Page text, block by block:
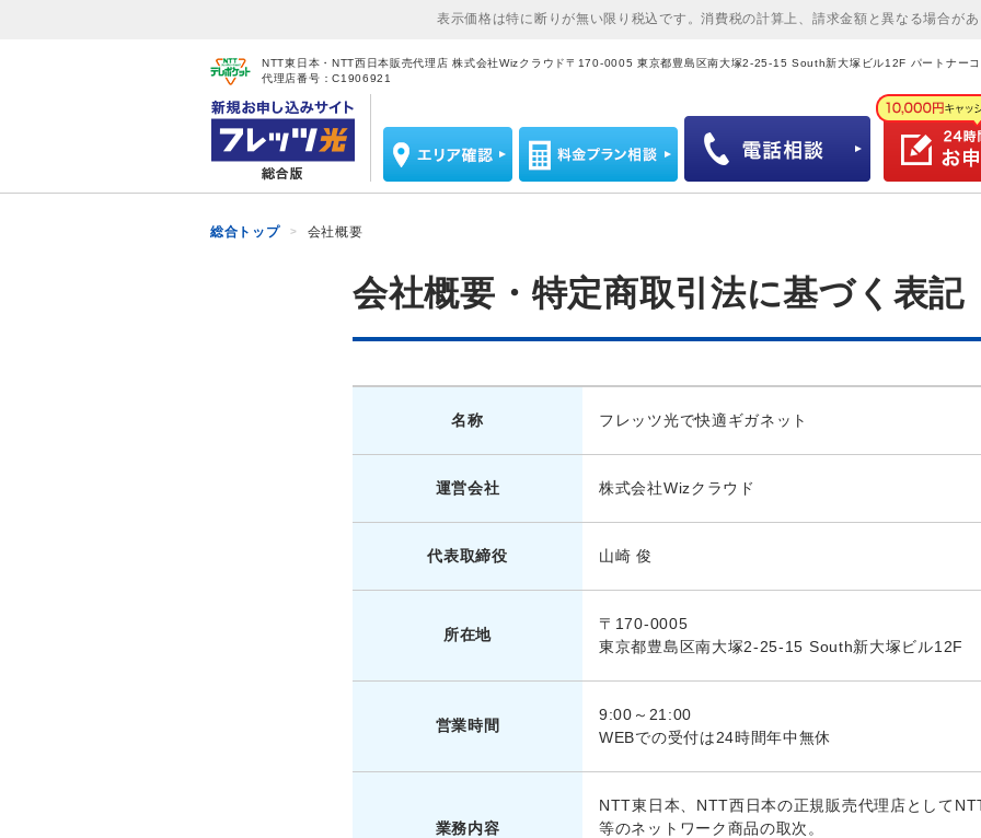
表示価格は特に断りが無い限り税込です。消費税の計算上、請求金額と異なる場合があ
NTT東日本・NTT西日本販売代理店 株式会社Wizクラウド〒170-0005 東京都豊島区南大塚2-25-15 South新大塚ビル12F パートナー
代理店番号：C1906921
総合トップ 会社概要
会社概要・特定商取引法に基づく表記
名称 フレッツ光で快適ギガネット
運営会社 株式会社Wizクラウド
代表取締役 山崎 俊
所在地
〒170-0005
東京都豊島区南大塚2-25-15 South新大塚ビル12F
営業時間
9:00～21:00
WEBでの受付は24時間年中無休
業務内容
NTT東日本、NTT西日本の正規販売代理店として
等のネットワーク商品の取次。